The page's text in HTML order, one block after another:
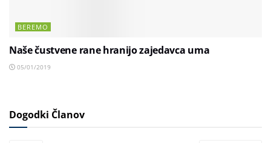
BEREMO
Naše čustvene rane hranijo zajedavca uma
05/01/2019
Dogodki Članov